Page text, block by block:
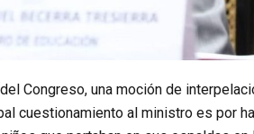
Congreso, una moción de
cuestionamiento al ministro es por